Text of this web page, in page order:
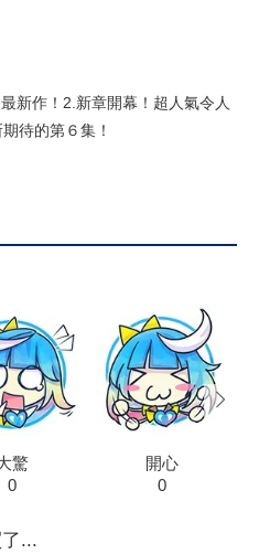
新作！2.新章開幕！超人氣令人
待的第６集！
驚
0
開心
0
next
...